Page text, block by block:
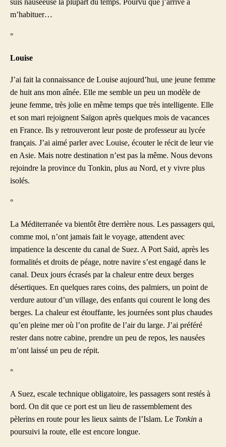
suis nauséeuse la plupart du temps. Pourvu que j’arrive à
m’habituer…
°
Louise
J’ai fait la connaissance de Louise aujourd’hui, une jeune femme
de huit ans mon aînée. Elle me semble un peu un modèle de
jeune femme, très jolie en même temps que très intelligente. Elle
et son mari rejoignent Saïgon après quelques mois de vacances
en France. Ils y retrouveront leur poste de professeur au lycée
français. J’ai aimé parler avec Louise, écouter le récit de leur vie
en Asie. Mais notre destination n’est pas la même. Nous devons
rejoindre la province du Tonkin, plus au Nord, et y vivre plus
isolés.
°
La Méditerranée va bientôt être derrière nous. Les passagers qui,
comme moi, n’ont jamais fait le voyage, attendent avec
impatience la descente du canal de Suez. A Port Saïd, après les
formalités et droits de péage, notre navire s’est engagé dans le
canal. Deux jours écrasés par la chaleur entre deux berges
désertiques. En quelques rares coins, des palmiers, un point de
verdure autour d’un village, des enfants qui courent le long des
berges. La chaleur est étouffante, les journées sont plus chaudes
qu’en pleine mer où l’on profite de l’air du large. J’ai préféré
rester dans notre cabine, prendre un peu de repos, les nausées
m’ont laissé un peu de répit.
°
A Suez, escale technique obligatoire, les passagers sont restés à
bord. On dit que ce port est un lieu de rassemblement des
pèlerins en route pour les lieux saints de l’Islam. Le Tonkin a
poursuivi la route, elle est encore longue.